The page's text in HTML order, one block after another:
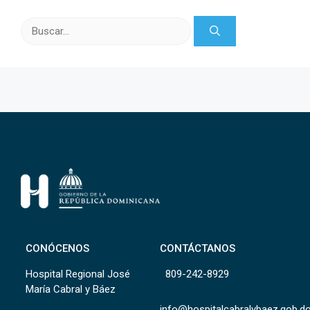
CONÓCENOS
Hospital Regional José
María Cabral y Báez
CONTÁCTANOS
809-242-8929